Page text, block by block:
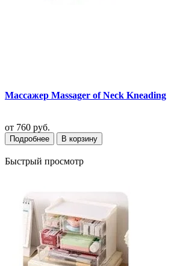
Массажер Massager of Neck Kneading
от 760 руб.
Подробнее В корзину
Быстрый просмотр